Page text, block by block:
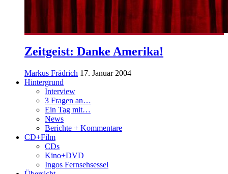
Zeitgeist: Danke Amerika!
Markus Frädrich 17. Januar 2004
Hintergrund
Interview
3 Fragen an…
Ein Tag mit…
News
Berichte + Kommentare
CD+Film
CDs
Kino+DVD
Ingos Fernsehsessel